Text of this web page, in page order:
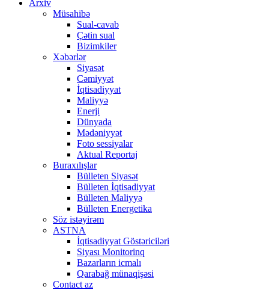
Arxiv
Müsahibə
Sual-cavab
Çətin sual
Bizimkiler
Xəbərlər
Siyasət
Cəmiyyət
İqtisadiyyat
Maliyyə
Enerji
Dünyada
Mədəniyyət
Foto sessiyalar
Aktual Reportaj
Buraxılışlar
Bülleten Siyasət
Bülleten İqtisadiyyat
Bülleten Maliyyə
Bülleten Energetika
Söz istəyirəm
ASTNA
İqtisadiyyat Göstəriciləri
Siyası Monitorinq
Bazarların icmalı
Qarabağ münaqişəsi
Contact az